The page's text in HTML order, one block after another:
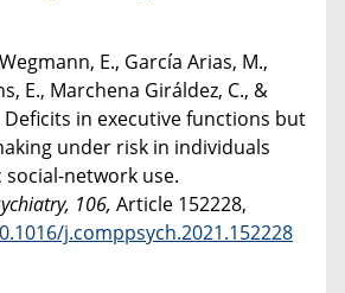
Wegmann, E., García Arias, M.,
E., Marchena Giráldez, C., &
Deficits in executive functions but
under risk in individuals
network use.
106, Article 152228,
j.comppsych.2021.152228